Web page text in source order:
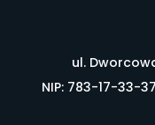
ul.
NIP: 783-17-33-